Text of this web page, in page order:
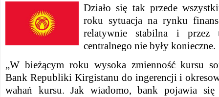
Działo się tak przede
roku sytuacja na rynku
relatywnie stabilna i przez
centralnego nie były konieczne.
„W bieżącym roku wysoka zmienność kursu
Bank Republiki Kirgistanu do ingerencji i
wahań kursu. Jak wiadomo, bank pojawia